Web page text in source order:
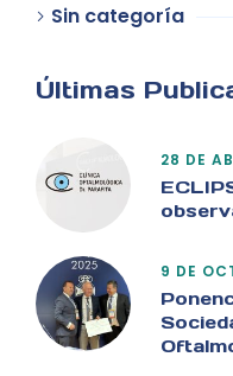
Sin categoría
Últimas
28 DE
9 DE